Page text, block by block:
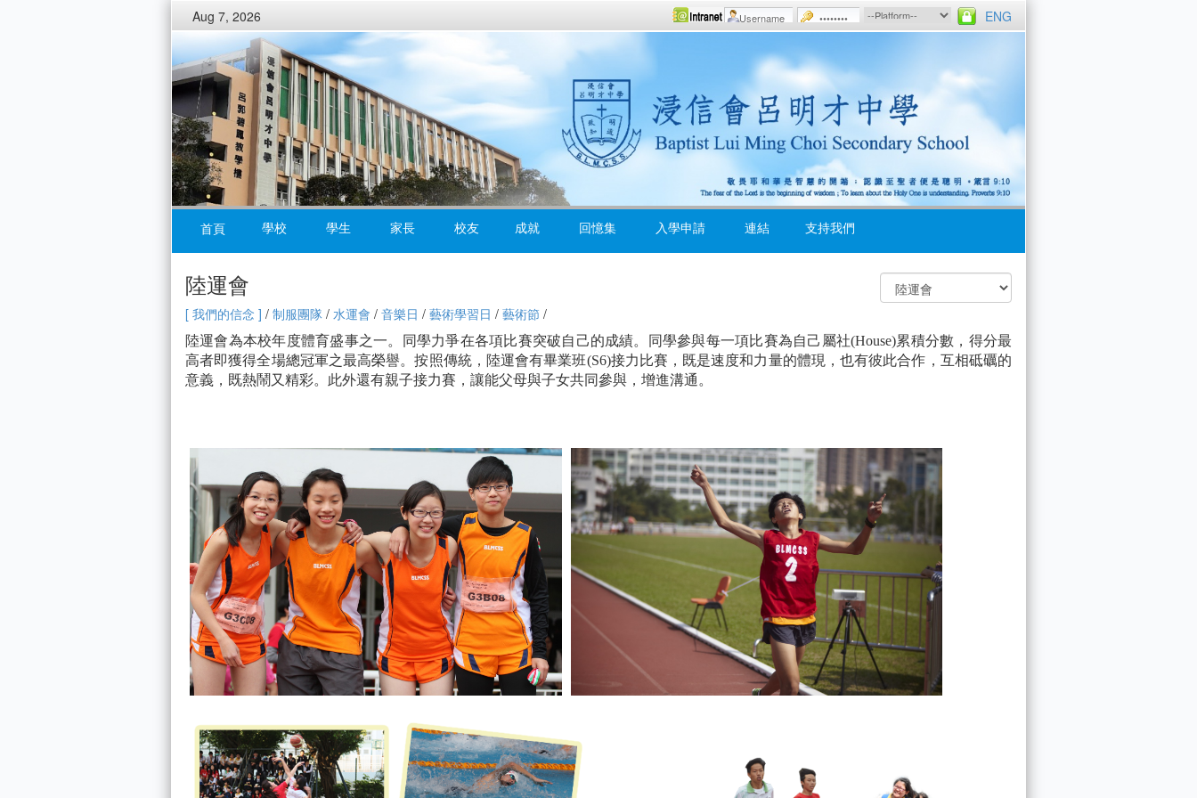
Aug 7, 2026 ENG
首頁 學校 學生 家長 校友 成就 回憶集 入學申請 連結 支持我們
陸運會
[ 我們的信念 ] / 制服團隊 / 水運會 / 音樂日 / 藝術學習日 / 藝術節 /
陸運會為本校年度體育盛事之一。同學力爭在各項比賽突破自己的成績。同學參與每一項比賽為自己屬社(House)累積分數，得分最
高者即獲得全場總冠軍之最高榮譽。按照傳統，陸運會有畢業班(S6)接力比賽，既是速度和力量的體現，也有彼此合作，互相砥礪的
意義，既熱鬧又精彩。此外還有親子接力賽，讓能父母與子女共同參與，增進溝通。